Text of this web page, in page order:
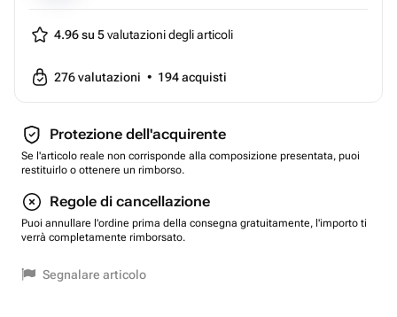
4.96 su 5valutazioni degli articoli
276valutazioni • 194acquisti
Protezione dell'acquirente
Se l'articolo reale non corrisponde alla composizione presentata, puoi
restituirlo o ottenere un rimborso.
Regole di cancellazione
Puoi annullare l'ordine prima della consegna gratuitamente, l'importo ti
verrà completamente rimborsato.
Segnalare articolo